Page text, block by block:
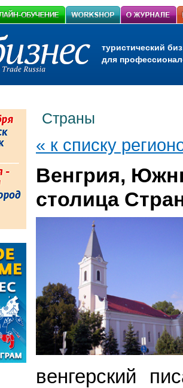
туристический
для
Страны
« к списку
Венгрия,
столица
венгерский